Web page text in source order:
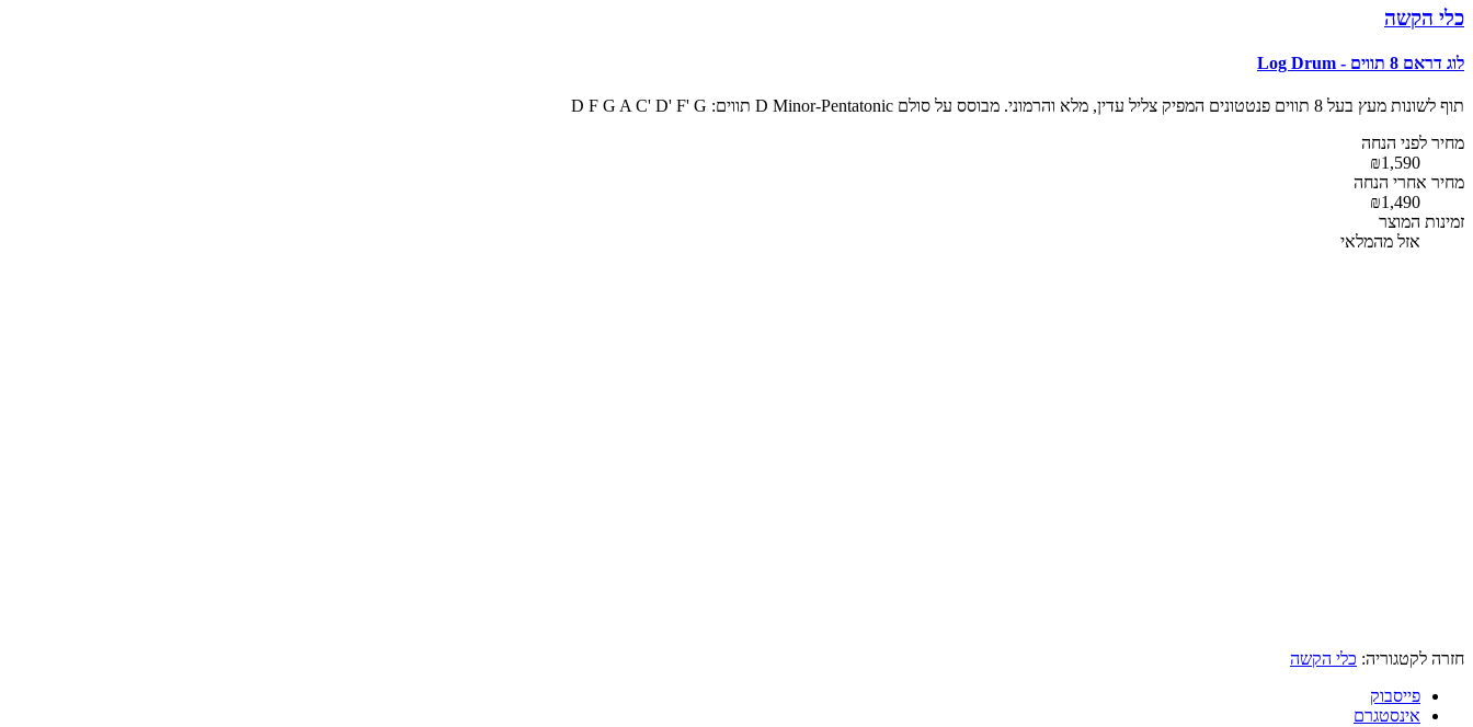
כלי הקשה
לוג דראם 8 תווים - Log Drum
תוף לשונות מעץ בעל 8 תווים פנטטונים המפיק צליל עדין, מלא והרמוני. מבוסס על סולם D Minor-Pentatonic תווים: D F G A C' D' F' G
מחיר לפני הנחה
₪1,590
מחיר אחרי הנחה
₪1,490
זמינות המוצר
אזל מהמלאי
חזרה לקטגוריה: כלי הקשה
פייסבוק
אינסטגרם